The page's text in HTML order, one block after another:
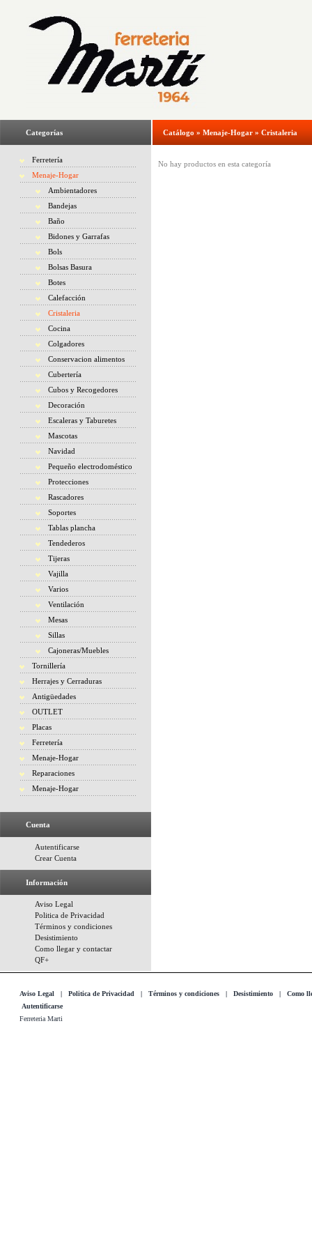
Categorías
Ferretería
Menaje-Hogar
Ambientadores
Bandejas
Baño
Bidones y Garrafas
Bols
Bolsas Basura
Botes
Calefacción
Cristaleria
Cocina
Colgadores
Conservacion alimentos
Cubertería
Cubos y Recogedores
Decoración
Escaleras y Taburetes
Mascotas
Navidad
Pequeño electrodoméstico
Protecciones
Rascadores
Soportes
Tablas plancha
Tendederos
Tijeras
Vajilla
Varios
Ventilación
Mesas
Sillas
Cajoneras/Muebles
Tornillería
Herrajes y Cerraduras
Antigüedades
OUTLET
Placas
Ferretería
Menaje-Hogar
Reparaciones
Menaje-Hogar
Cuenta
Autentificarse
Crear Cuenta
Información
Aviso Legal
Politica de Privacidad
Términos y condiciones
Desistimiento
Como llegar y contactar
QF+
Catálogo » Menaje-Hogar » Cristaleria
No hay productos en esta categoría
Aviso Legal | Politica de Privacidad | Términos y condiciones | Desistimiento | Como
Autentificarse
Ferreteria Marti